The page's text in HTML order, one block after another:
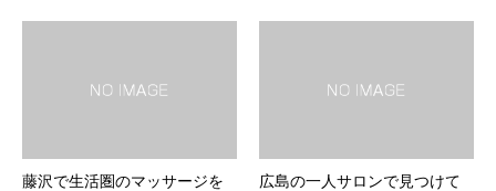
藤沢で生活圏のマッサージを
広島の一人サロンで見つけて